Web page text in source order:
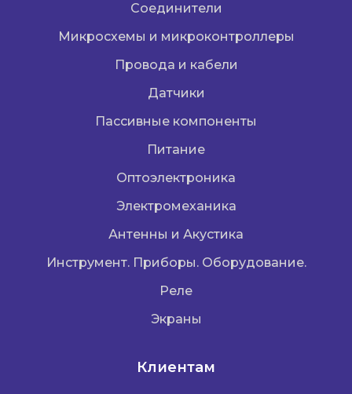
Соединители
Микросхемы и микроконтроллеры
Провода и кабели
Датчики
Пассивные компоненты
Питание
Оптоэлектроника
Электромеханика
Антенны и Акустика
Инструмент. Приборы. Оборудование.
Реле
Экраны
Клиентам